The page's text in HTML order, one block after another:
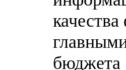
бюджета